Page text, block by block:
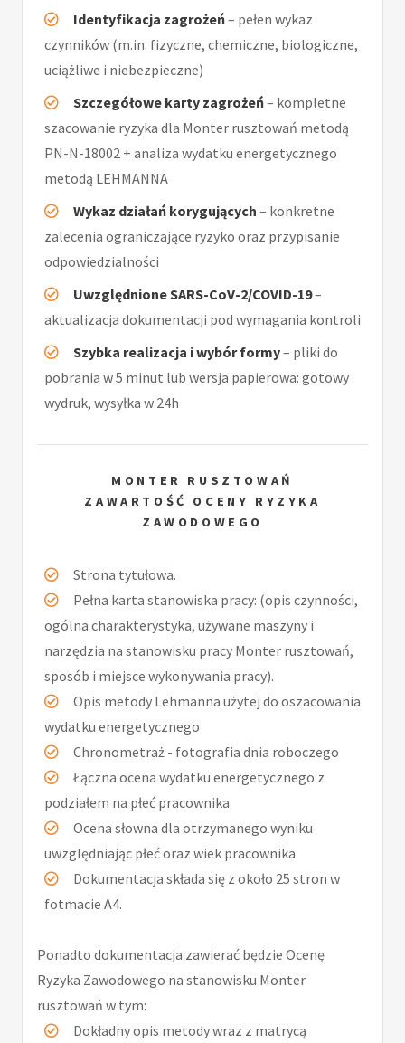
Identyfikacja zagrożeń– pełen wykaz
czynników (m.in. fizyczne, chemiczne, biologiczne,
uciążliwe i niebezpieczne)
Szczegółowe karty zagrożeń– kompletne
szacowanie ryzyka dla Monter rusztowań metodą
PN-N-18002 + analiza wydatku energetycznego
metodą LEHMANNA
Wykaz działań korygujących – konkretne
zalecenia ograniczające ryzyko oraz przypisanie
odpowiedzialności
Uwzględnione SARS-CoV-2/COVID-19–
aktualizacja dokumentacji pod wymagania kontroli
Szybka realizacja i wybór formy– pliki do
pobrania w 5 minut lub wersja papierowa: gotowy
wydruk, wysyłka w 24h
MONTER RUSZTOWAŃ
ZAWARTOŚĆ OCENY RYZYKA
ZAWODOWEGO
Strona tytułowa.
Pełna karta stanowiska pracy: (opis czynności,
ogólna charakterystyka, używane maszyny i
narzędzia na stanowisku pracy Monter rusztowań,
sposób i miejsce wykonywania pracy).
Opis metody Lehmanna użytej do oszacowania
wydatku energetycznego
Chronometraż - fotografia dnia roboczego
Łączna ocena wydatku energetycznego z
podziałem na płeć pracownika
Ocena słowna dla otrzymanego wyniku
uwzględniając płeć oraz wiek pracownika
Dokumentacja składa się z około 25 stron w
fotmacie A4.
Ponadto dokumentacja zawierać będzie Ocenę
Ryzyka Zawodowego na stanowisku Monter
rusztowań w tym:
Dokładny opis metody wraz z matrycą